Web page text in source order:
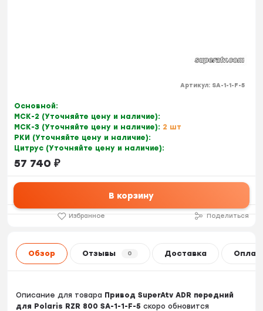
Артикул: SA-1-1-F-5
Основной:
МСК-2 (Уточняйте цену и наличие):
МСК-3 (Уточняйте цену и наличие): 2 шт
РКИ (Уточняйте цену и наличие):
Цитрус (Уточняйте цену и наличие):
57 740 ₽
В корзину
Избранное Поделиться
Обзор Отзывы 0 Доставка
Описание для товара Привод SuperAtv ADR передний
для Polaris RZR 800 SA-1-1-F-5 скоро обновится